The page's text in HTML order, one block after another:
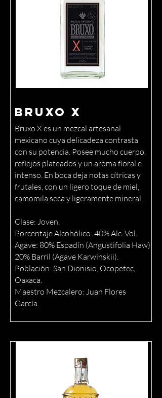
Bruxo X
Bruxo X es un mezcal artesanal
mexicano cuya delicadeza contrasta
con su potencia. Posee mucho cuerpo,
reflejos plateados y un aroma floral e
intenso. En boca deja notas cítricas y
frutales, con un ligero toque de miel,
camomila seca y ligeramente mineral.
Clase: Joven.
Porcentaje Alcohólico: 40% Alc. Vol.
Agave: 80% Espadín (Angustifolia Haw)
20% Barril (Agave Karwinskii).
Población: San Dionisio, Ocopetec,
Oaxaca.
Maestro Mezcalero: Juan Flores
García.